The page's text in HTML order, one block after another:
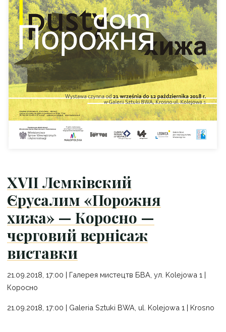
XVII Лемківский
Єрусалим «Порожня
хижа» — Кoроснo —
черговий вернісаж
виставки
21.09.2018, 17:00 | Галерея мистецтв БВА, ул. Kolejowa​​ 1 |
Кoроснo
21.09.2018, 17:00 | Galeria Sztuki BWA, ul. Kolejowa 1 | Krosno